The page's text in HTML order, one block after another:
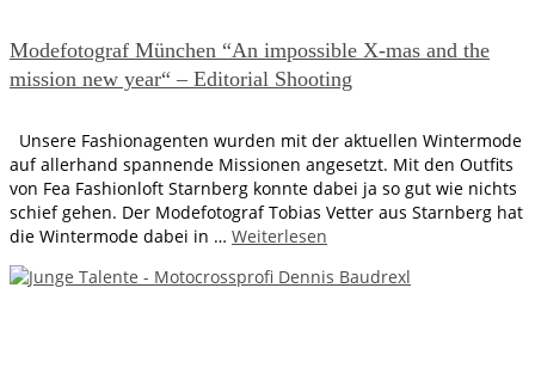
Modefotograf München “An impossible X-mas and the
mission new year“ – Editorial Shooting
Unsere Fashionagenten wurden mit der aktuellen Wintermode
auf allerhand spannende Missionen angesetzt. Mit den Outfits
von Fea Fashionloft Starnberg konnte dabei ja so gut wie nichts
schief gehen. Der Modefotograf Tobias Vetter aus Starnberg hat
die Wintermode dabei in … Weiterlesen